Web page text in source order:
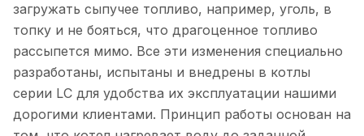
загружать сыпучее топливо, например, уголь, в
топку и не бояться, что драгоценное топливо
рассыпется мимо. Все эти изменения специально
разработаны, испытаны и внедрены в котлы
серии LC для удобства их эксплуатации нашими
дорогими клиентами. Принцип работы основан на